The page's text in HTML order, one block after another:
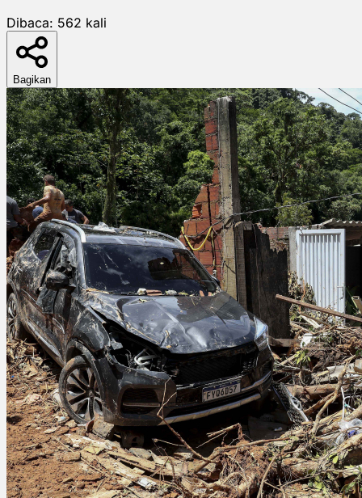
Dibaca: 562 kali
Bagikan